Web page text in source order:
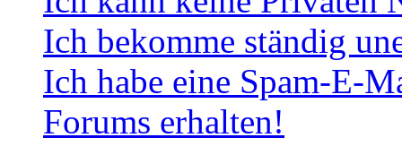
Ich bekomme ständig
Ich habe eine Spam-E-
Forums erhalten!